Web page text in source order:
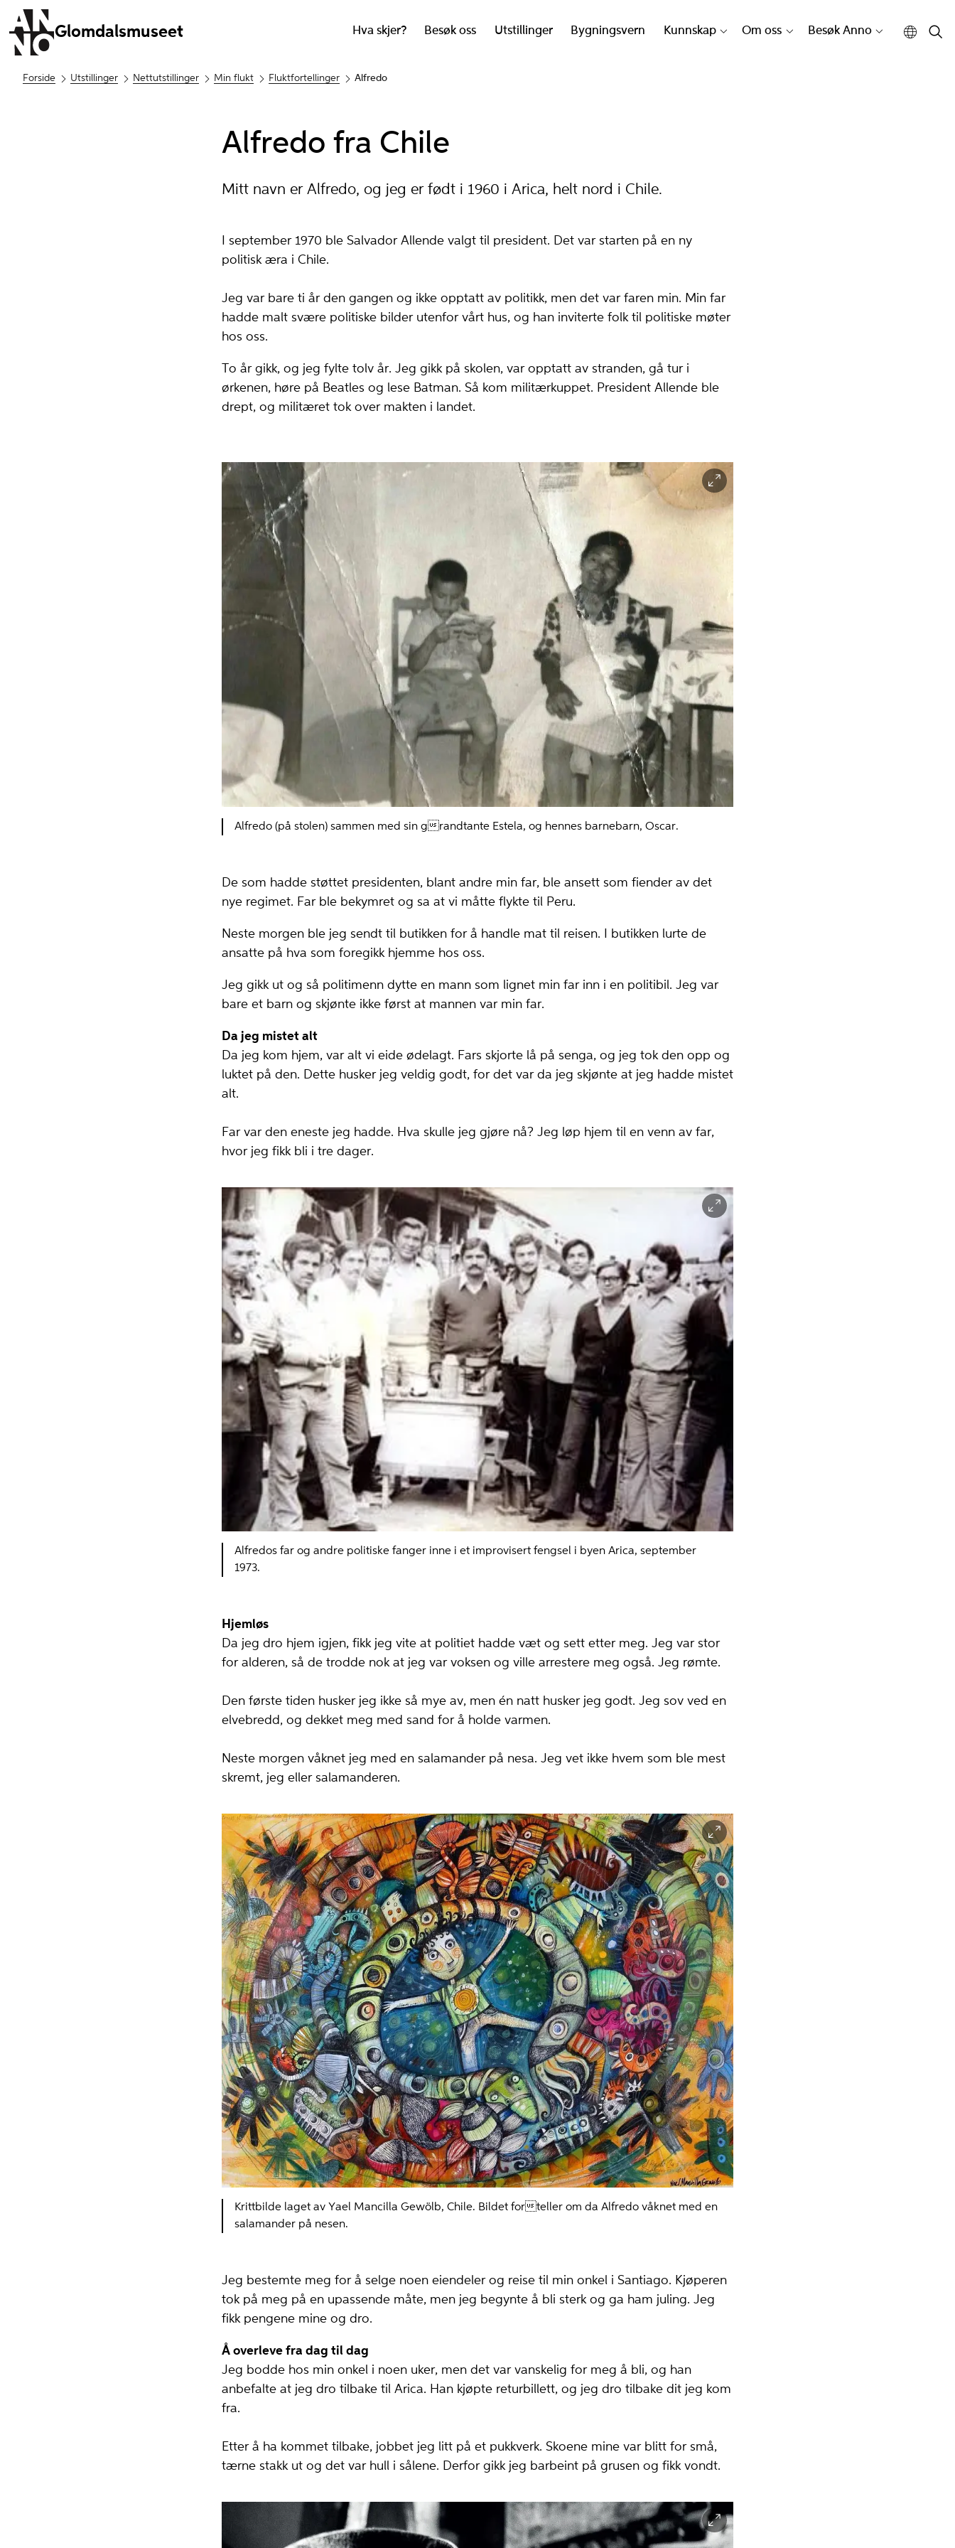
Glomdalsmuseet Hva skjer? Besøk oss Utstillinger Bygningsvern Kunnskap Om oss Besøk Anno
Forside Utstillinger Nettutstillinger Min flukt Fluktfortellinger Alfredo
Alfredo fra Chile
Mitt navn er Alfredo, og jeg er født i 1960 i Arica, helt nord i Chile.
I september 1970 ble Salvador Allende valgt til president. Det var star­ten på en ny
politisk ær­a i Chile.
Jeg var bare ti år den gangen og ikke opptatt av politikk, men det var faren min. Min far
hadde malt svære politiske bilder utenfor vår­t hus, og han invite­rte folk til politiske møter
hos oss.
To år gikk, og jeg fylte tolv år. Jeg gikk på skolen, var opptatt av str­anden, gå tur i
ørkenen, høre på Beatles og lese Batman. Så kom militærkuppet. President Allende ble
drept, og militæret tok over makten i landet.
Alfredo (på stolen) sammen med sin grandtante Estela, og hennes barnebarn, Oscar.
De som hadde støttet presidenten, blant andre min far, ble ansett som fiender av det
nye regimet. Far ble bekymret og sa at vi måtte flykte til Peru.
Neste morgen ble jeg sendt til butikken for å handle mat til reisen. I butikken lu­rte de
ansatte på hva som foregikk hjemme hos oss.
Jeg gikk ut og så politimenn dytte en mann som lignet min far inn i en politibil. Jeg var
bare et barn og skjønte ikke først at mannen var min far.
Da jeg mistet alt
Da jeg kom hjem, var alt vi eide ødelagt. Fars skjo­rte lå på senga, og jeg tok den opp og
luktet på den. Dette husker jeg veldig godt, for det var da jeg skjønte at jeg hadde mistet
alt.
Far var den eneste jeg hadde. Hva skulle jeg gjøre nå? Jeg løp hjem til en venn av far,
hvor jeg fikk bli i tre dager.
Alfredos far og andre politiske fanger inne i et improvisert fengsel i byen Arica, september
1973.
Hjemløs
Da jeg dro hjem igjen, fikk jeg vite at politiet hadde væ­t og sett etter meg. Jeg var stor
for alderen, så de trodde nok at jeg var voksen og ville arrestere meg også. Jeg rømte.
Den første tiden husker jeg ikke så mye av, men én natt husker jeg godt. Jeg sov ved en
elvebredd, og dekket meg med sand for å holde varmen.
Neste morgen våknet jeg med en salamander på nesa. Jeg vet ikke hvem som ble mest
skremt, jeg eller salamanderen.
Krittbilde laget av Yael Mancilla Gewölb, Chile. Bildet forteller om da Alfredo våknet med en
salamander på nesen.
Jeg bestemte meg for å selge noen eiendeler og reise til min onkel i Santiago. Kjøperen
tok på meg på en upassende måte, men jeg begynte å bli sterk og ga ham juling. Jeg
fikk pengene mine og dro.
Å overleve fr­a dag til dag
Jeg bodde hos min onkel i noen uker, men det var vanskelig for meg å bli, og han
anbefalte at jeg dro tilbake til Arica. Han kjøpte returbillett, og jeg dro tilbake dit jeg kom
f­ra.
Etter å ha kommet tilbake, jobbet jeg litt på et pukkverk. Skoene mine var blitt for små,
tærne stakk ut og det var hull i sålene. De­rfor gikk jeg barbeint på grusen og fikk vondt.